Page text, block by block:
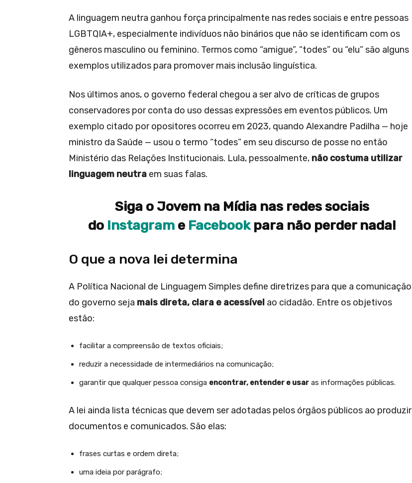
A linguagem neutra ganhou força principalmente nas redes sociais e entre pessoas
LGBTQIA+, especialmente indivíduos não binários que não se identificam com os
gêneros masculino ou feminino. Termos como “amigue”, “todes” ou “elu” são alguns
exemplos utilizados para promover mais inclusão linguística.
Nos últimos anos, o governo federal chegou a ser alvo de críticas de grupos
conservadores por conta do uso dessas expressões em eventos públicos. Um
exemplo citado por opositores ocorreu em 2023, quando Alexandre Padilha — hoje
ministro da Saúde — usou o termo “todes” em seu discurso de posse no então
Ministério das Relações Institucionais. Lula, pessoalmente, não costuma utilizar
linguagem neutra em suas falas.
Siga o Jovem na Mídia nas redes sociais
do Instagram e Facebookpara não perder nada!
O que a nova lei determina
A Política Nacional de Linguagem Simples define diretrizes para que a comunicação
do governo seja mais direta, clara e acessível ao cidadão. Entre os objetivos
estão:
facilitar a compreensão de textos oficiais;
reduzir a necessidade de intermediários na comunicação;
garantir que qualquer pessoa consiga encontrar, entender e usar as informações públicas.
A lei ainda lista técnicas que devem ser adotadas pelos órgãos públicos ao produzir
documentos e comunicados. São elas:
frases curtas e ordem direta;
uma ideia por parágrafo;